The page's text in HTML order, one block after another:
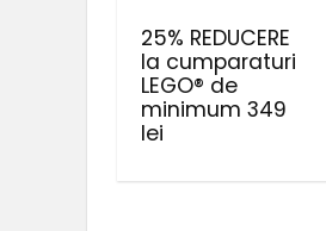
25% REDUCERE
la cumparaturi
LEGO® de
minimum 349
lei